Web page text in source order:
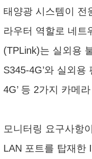
태양광 시스템이 전
라우터 역할로 네트
(TPLink)는 실외용
S345-4G’와 실외용
4G’ 등 2가지 카메
모니터링 요구사항
LAN 포트를 탑재한